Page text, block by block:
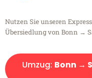
Nutzen Sie unseren
Übersiedlung von Bonn →
Umzug: Bonn →